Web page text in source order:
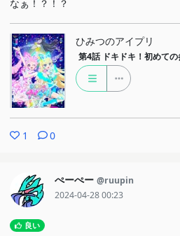
なぁ！？！？
ひみつのアイプリ
第4話 ドキドキ！初めて
1 0
ぺーぺー @ruupin
2024-04-28 00:23
良い